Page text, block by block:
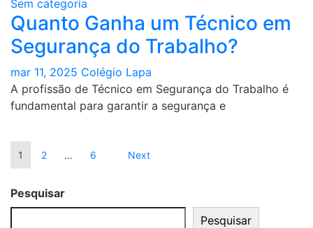
Sem categoria
Quanto Ganha um Técnico em
Segurança do Trabalho?
mar 11, 2025 Colégio Lapa
A profissão de Técnico em Segurança do Trabalho é
fundamental para garantir a segurança e
Paginação
de
posts
Page
1 Page
2 … Page
6 NextNext
page
Pesquisar
Pesquisar